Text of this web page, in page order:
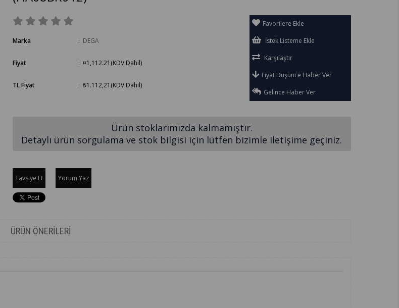
Marka : DEGA
Fiyat : ¤1,112.21 (KDV Dahil)
TL Fiyat : ₺1.112,21 (KDV Dahil)
Favorilere Ekle
İstek Listeme Ekle
Karşılaştır
Fiyat Düşünce Haber Ver
Gelince Haber Ver
Ürün stoklarımızda kalmamıştır.
Detaylı ürün sorgulama ve stok bilgisi için lütfen bizimle iletişime geçiniz.
Tavsiye Et Yorum Yaz
ÜRÜN ÖNERILERI